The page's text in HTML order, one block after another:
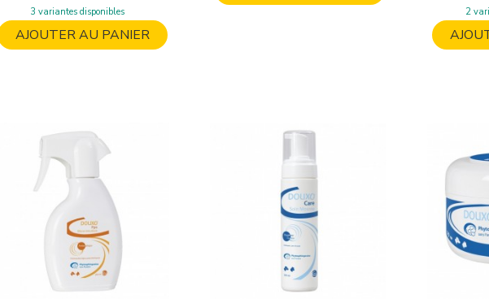
3 variantes disponibles
AJOUTER AU PANIER
2